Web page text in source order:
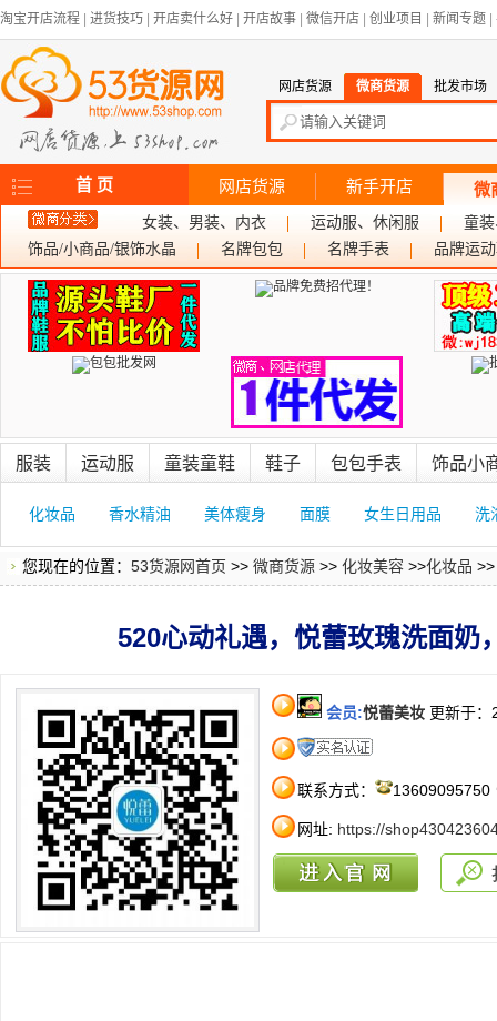
淘宝开店流程 进货技巧 开店卖什么好 开店故事 微信开店 创业项目 新闻专题
网店货源 微商货源 批发市场
首 页 网店货源 新手开店 微
女装、男装、内衣 运动服、休闲服
童
饰品/小商品/银饰水晶
名牌包包 名牌手表 品牌运
服装 运动服 童装童鞋 鞋子 包包手表 饰品小
化妆品 香水精油 美体瘦身 面膜 女生日用品 洗
您现在的位置： 53货源网首页 >> 微商货源 >> 化妆美容 >>化妆品
520心动礼遇，悦蕾玫瑰洗面奶
会员:悦蕾美妆 更新于：
联系方式： 13609095750
网址: https://